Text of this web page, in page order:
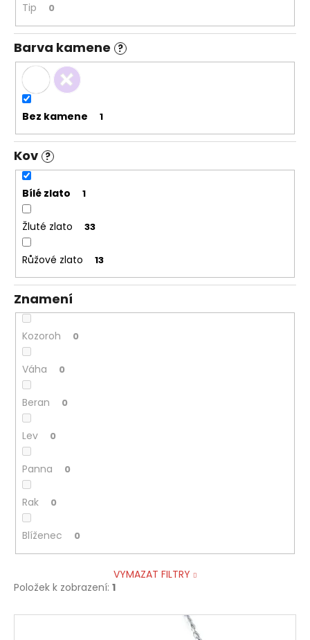
Tip 0
Barva kamene ?
Bez kamene 1
Kov ?
Bílé zlato 1
Žluté zlato 33
Růžové zlato 13
Znamení
Kozoroh 0
Váha 0
Beran 0
Lev 0
Panna 0
Rak 0
Blíženec 0
VYMAZAT FILTRY
Položek k zobrazení: 1
V
č
u
j
e
m